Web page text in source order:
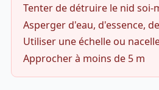
Tenter de détruire le nid soi-
Asperger d'eau, d'essence,
Utiliser une échelle ou
Approcher à moins de 5 m